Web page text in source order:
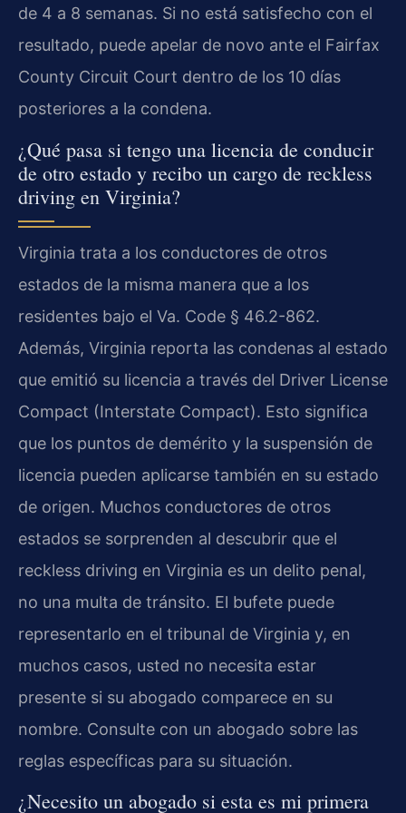
de 4 a 8 semanas. Si no está satisfecho con el
resultado, puede apelar de novo ante el Fairfax
County Circuit Court dentro de los 10 días
posteriores a la condena.
¿Qué pasa si tengo una licencia de conducir
de otro estado y recibo un cargo de reckless
driving en Virginia?
Virginia trata a los conductores de otros
estados de la misma manera que a los
residentes bajo el Va. Code § 46.2-862.
Además, Virginia reporta las condenas al estado
que emitió su licencia a través del Driver License
Compact (Interstate Compact). Esto significa
que los puntos de demérito y la suspensión de
licencia pueden aplicarse también en su estado
de origen. Muchos conductores de otros
estados se sorprenden al descubrir que el
reckless driving en Virginia es un delito penal,
no una multa de tránsito. El bufete puede
representarlo en el tribunal de Virginia y, en
muchos casos, usted no necesita estar
presente si su abogado comparece en su
nombre. Consulte con un abogado sobre las
reglas específicas para su situación.
¿Necesito un abogado si esta es mi primera